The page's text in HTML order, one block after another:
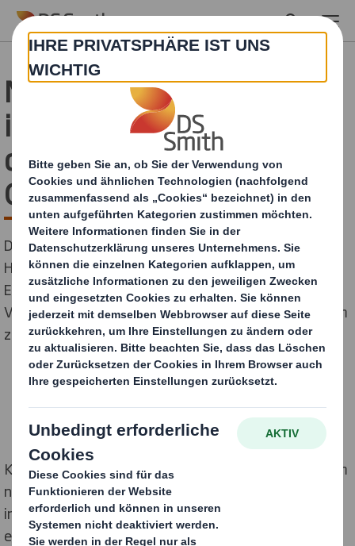
Skip to main content
Neu verpackt –
intelligente Ansätze für
das „Mehr“ im
Onlinehandel
Das rasante Wachstum im Bereich Online fordert
Händler auf, Geschäftsprozesse neu zu denken. Als
Erfolgsfaktoren helfen intelligente, nachhaltige
Versandverpackungen aus Wellpappe dabei, vom Boom
zu profitieren.
Kurz vor Weihnachten 2020 erlebte der Handel mit dem
neuerlichen Lockdown eine abermalige Wendung
innerhalb eines Jahres, welches auch bis dahin schon
eine Herausforderung war. Der Endspurt des